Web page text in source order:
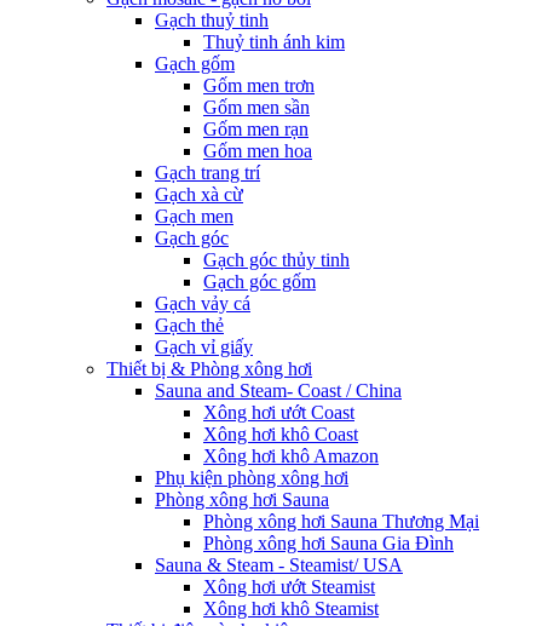
Gạch thuỷ tinh
Thuỷ tinh ánh kim
Gạch gốm
Gốm men trơn
Gốm men sần
Gốm men rạn
Gốm men hoa
Gạch trang trí
Gạch xà cừ
Gạch men
Gạch góc
Gạch góc thủy tinh
Gạch góc gốm
Gạch vảy cá
Gạch thẻ
Gạch vỉ giấy
Thiết bị & Phòng xông hơi
Sauna and Steam- Coast / China
Xông hơi ướt Coast
Xông hơi khô Coast
Xông hơi khô Amazon
Phụ kiện phòng xông hơi
Phòng xông hơi Sauna
Phòng xông hơi Sauna Thương Mại
Phòng xông hơi Sauna Gia Đình
Sauna & Steam - Steamist/ USA
Xông hơi ướt Steamist
Xông hơi khô Steamist